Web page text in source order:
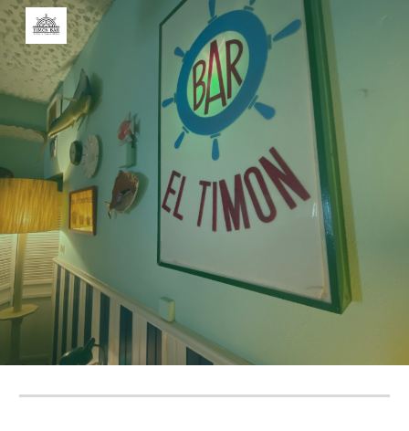
Skip to main content Skip to navigation